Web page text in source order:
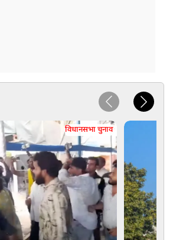
विधानसभा चुनाव